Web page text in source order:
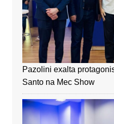
Pazolini exalta
Santo na Mec Show